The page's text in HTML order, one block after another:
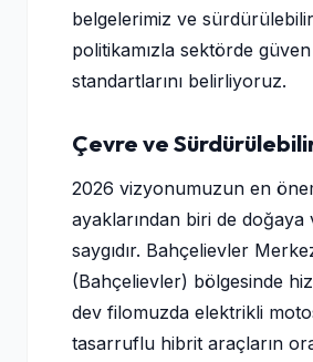
belgelerimiz ve
politikamızla sektörde güven
standartlarını belirliyoruz.
Çevre ve
2026 vizyonumuzun en
ayaklarından biri de doğaya
saygıdır. Bahçelievler
(Bahçelievler) bölgesinde
dev filomuzda elektrikli
tasarruflu hibrit araçların